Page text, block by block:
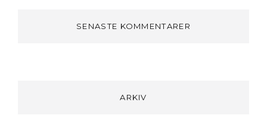
SENASTE KOMMENTARER
ARKIV